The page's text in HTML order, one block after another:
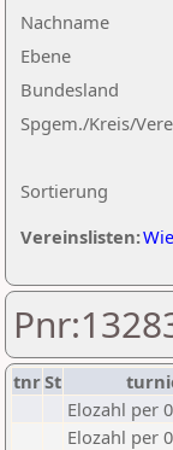
Nachname
Ebene
Sortierung
Bundesland
Spgem./Kreis/
Vereinslisten:
tnrSt
Elozahl per
Elozahl per